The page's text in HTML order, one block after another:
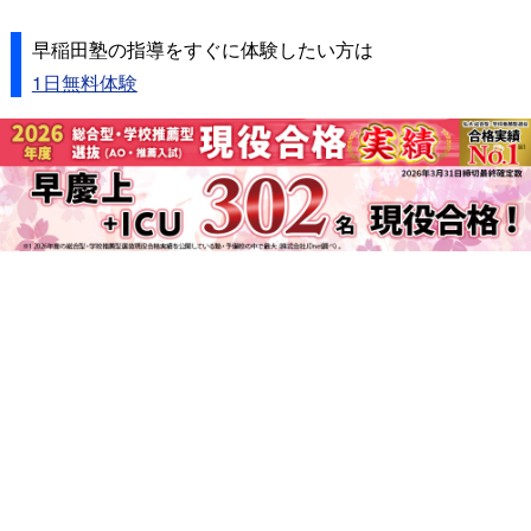
早稲田塾の指導をすぐに体験したい方は
1日無料体験